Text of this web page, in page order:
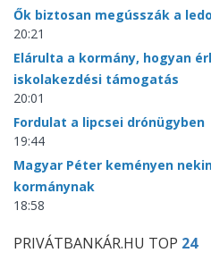
Ők biztosan megússzák a
20:21
Elárulta a kormány, hogyan
iskolakezdési támogatás
20:01
Fordulat a lipcsei drónügyben
19:44
Magyar Péter keményen
kormánynak
18:58
PRIVÁTBANKÁR.HU TOP 24